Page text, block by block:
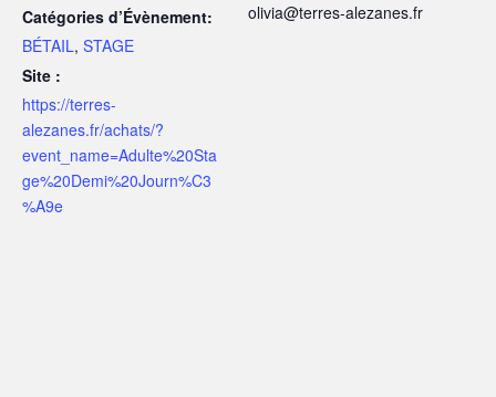
Catégories d’Évènement:
BÉTAIL, STAGE
Site :
https://terres-
alezanes.fr/achats/?
event_name=Adulte%20Sta
ge%20Demi%20Journ%C3
%A9e
olivia@terres-alezanes.fr